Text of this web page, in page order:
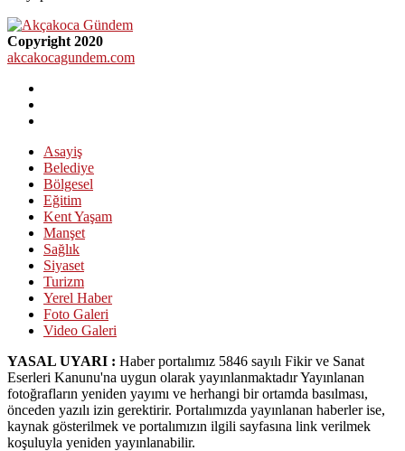
Copyright 2020
akcakocagundem.com
Asayiş
Belediye
Bölgesel
Eğitim
Kent Yaşam
Manşet
Sağlık
Siyaset
Turizm
Yerel Haber
Foto Galeri
Video Galeri
YASAL UYARI : Haber portalımız 5846 sayılı Fikir ve Sanat
Eserleri Kanunu'na uygun olarak yayınlanmaktadır Yayınlanan
fotoğrafların yeniden yayımı ve herhangi bir ortamda basılması,
önceden yazılı izin gerektirir. Portalımızda yayınlanan haberler ise,
kaynak gösterilmek ve portalımızın ilgili sayfasına link verilmek
koşuluyla yeniden yayınlanabilir.